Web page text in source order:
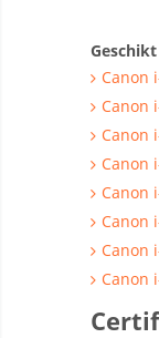
Canon
Canon
Canon
Canon
Canon
Canon
Canon
Canon